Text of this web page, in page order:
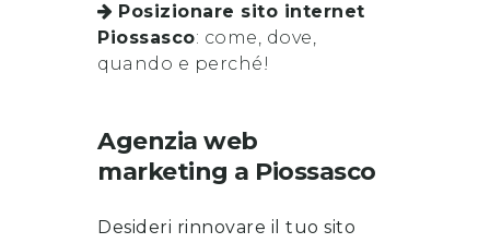
Posizionare sito internet
Piossasco: come, dove,
quando e perché!
Agenzia web
marketing a Piossasco
Desideri rinnovare il tuo sito